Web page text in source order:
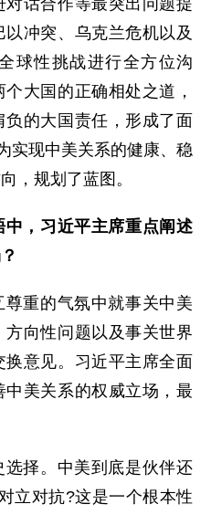
冲突、乌克兰危机以及
球性挑战进行全方位沟
大国的正确相处之道，
的大国责任，形成了面
实现中美关系的健康、稳
，规划了蓝图。
，习近平主席重点阐述
重的气氛中就事关中美
向性问题以及事关世界
意见。习近平主席全面
美关系的权威立场，最
择。中美到底是伙伴还
立对抗?这是一个根本性